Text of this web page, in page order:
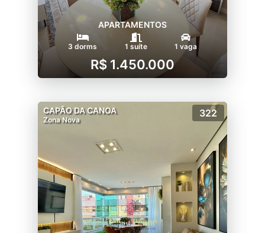
APARTAMENTOS
3 dorms 1 suíte 1 vaga
R$ 1.450.000
CAPÃO DA CANOA
Zona Nova
322